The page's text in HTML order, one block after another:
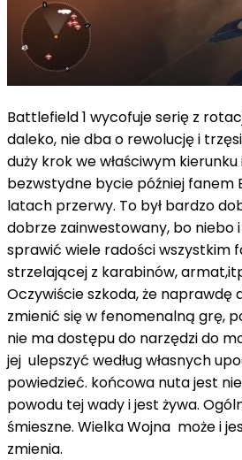
Battlefield 1 wycofuje serię z
daleko, nie dba o rewolucję i
duży krok we właściwym kierunku
bezwstydne bycie później fanem
latach przerwy. To był bardzo
dobrze zainwestowany, bo niebo
sprawić wiele radości wszystkim
strzelającej z karabinów,
Oczywiście szkoda, że
zmienić się w fenomenalną grę,
nie ma dostępu do narzędzi do
jej ulepszyć według własnych
powiedzieć. końcowa nuta jest
powodu tej wady i jest żywa.
śmieszne. Wielka Wojna może i
zmienia.